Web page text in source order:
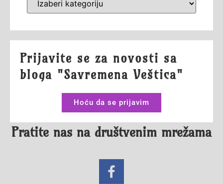
Prijavite se za novosti sa
bloga "Savremena Veštica"
Hoću da se prijavim
Pratite nas na društvenim mrežama